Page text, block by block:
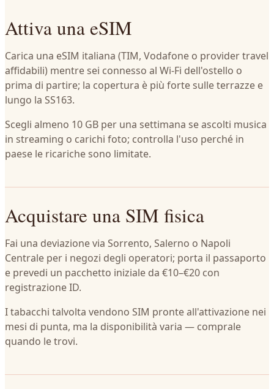
Attiva una eSIM
Carica una eSIM italiana (TIM, Vodafone o provider travel
affidabili) mentre sei connesso al Wi-Fi dell'ostello o
prima di partire; la copertura è più forte sulle terrazze e
lungo la SS163.
Scegli almeno 10 GB per una settimana se ascolti musica
in streaming o carichi foto; controlla l'uso perché in
paese le ricariche sono limitate.
Acquistare una SIM fisica
Fai una deviazione via Sorrento, Salerno o Napoli
Centrale per i negozi degli operatori; porta il passaporto
e prevedi un pacchetto iniziale da €10–€20 con
registrazione ID.
I tabacchi talvolta vendono SIM pronte all'attivazione nei
mesi di punta, ma la disponibilità varia — comprale
quando le trovi.